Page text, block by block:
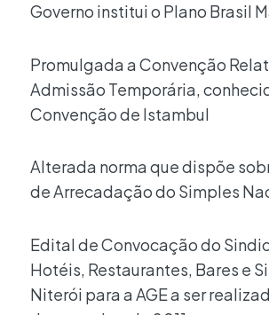
Governo institui o Plano Brasil
Promulgada a Convenção
Admissão Temporária,
Convenção de Istambul
Alterada norma que dispõe
de Arrecadação do Simples
Edital de Convocação do
Hotéis, Restaurantes, Bares e
Niterói para a AGE a ser